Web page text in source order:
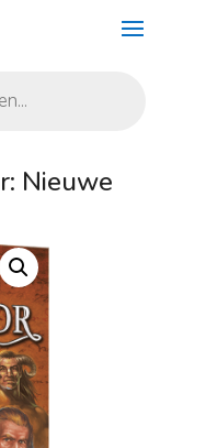
Nieuwe